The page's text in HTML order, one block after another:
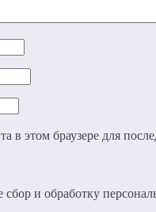
в этом браузере для
и обработку